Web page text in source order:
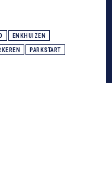
ENKHUIZEN
PARKSTART